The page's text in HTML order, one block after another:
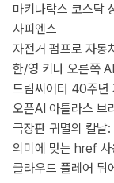
마키나락스 코스닥
사피엔스
자전거 펌프로 자동
한/영 키나 오른쪽
드림씨어터 40주
오픈AI 아틀라스 브
극장판 귀멸의 칼날:
의미에 맞는 href 사
클라우드 플레어 뒤